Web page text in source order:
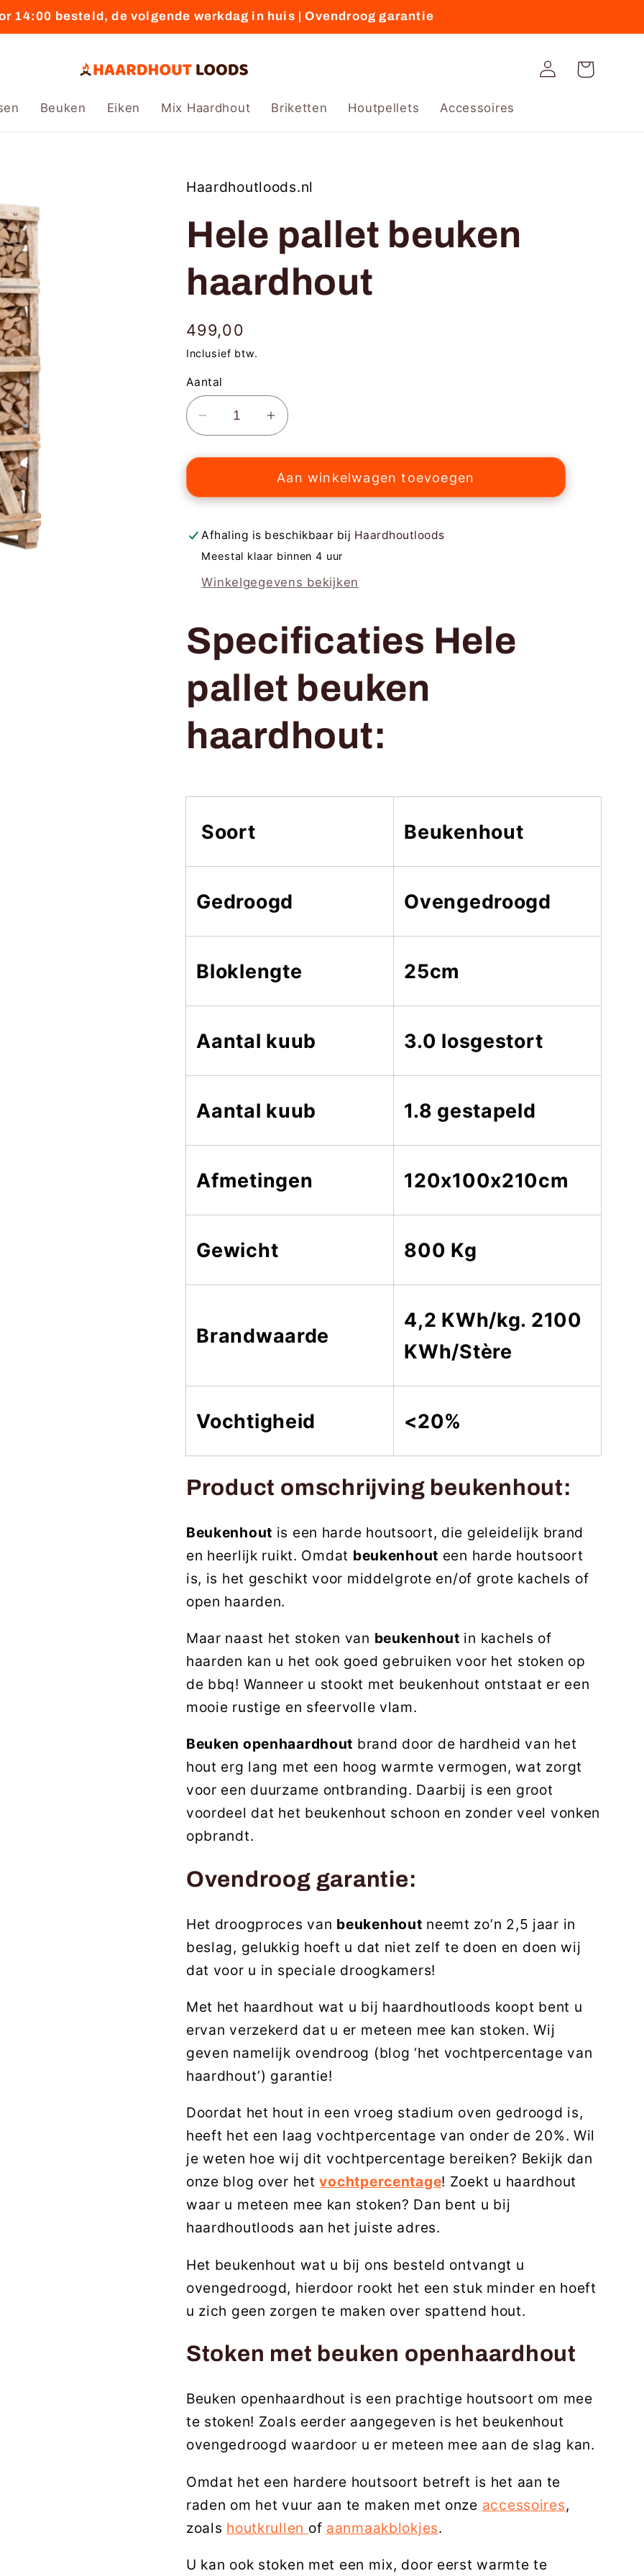
14:00 besteld, de volgende werkdag in huis | Ovendroog garantie
Beuken Eiken Mix Haardhout Briketten Houtpellets Accessoires
Inloggen
Winkelwagen
Haardhoutloods.nl
Hele pallet beuken
haardhout
Normale
prijs
499,00
Inclusief btw.
Aantal
Aantal
voor
pallet
haardhout
Aantal
voor
Hele
pallet
haardhout
Aan winkelwagen toevoegen
Afhaling is beschikbaar bij Haardhoutloods
Meestal klaar binnen 4 uur
Winkelgegevens bekijken
Specificaties Hele
pallet beuken
haardhout:
Soort Beukenhout
Gedroogd Ovengedroogd
Bloklengte 25cm
Aantal kuub 3.0 losgestort
Aantal kuub 1.8 gestapeld
Afmetingen 120x100x210cm
Gewicht 800 Kg
Brandwaarde
4,2 KWh/kg. 2100
KWh/Stère
Vochtigheid <20%
Product omschrijving beukenhout:
Beukenhout is een harde houtsoort, die geleidelijk brand
en heerlijk ruikt. Omdat beukenhout een harde houtsoort
is, is het geschikt voor middelgrote en/of grote kachels of
open haarden.
Maar naast het stoken van beukenhout in kachels of
haarden kan u het ook goed gebruiken voor het stoken op
de bbq! Wanneer u stookt met beukenhout ontstaat er een
mooie rustige en sfeervolle vlam.
Beuken openhaardhout brand door de hardheid van het
hout erg lang met een hoog warmte vermogen, wat zorgt
voor een duurzame ontbranding. Daarbij is een groot
voordeel dat het beukenhout schoon en zonder veel vonken
opbrandt.
Ovendroog garantie:
Het droogproces van beukenhout neemt zo’n 2,5 jaar in
beslag, gelukkig hoeft u dat niet zelf te doen en doen wij
dat voor u in speciale droogkamers!
Met het haardhout wat u bij haardhoutloods koopt bent u
ervan verzekerd dat u er meteen mee kan stoken. Wij
geven namelijk ovendroog (blog ‘het vochtpercentage van
haardhout’) garantie!
Doordat het hout in een vroeg stadium oven gedroogd is,
heeft het een laag vochtpercentage van onder de 20%. Wil
je weten hoe wij dit vochtpercentage bereiken? Bekijk dan
onze blog over hetvochtpercentage! Zoekt u haardhout
waar u meteen mee kan stoken? Dan bent u bij
haardhoutloods aan het juiste adres.
Het beukenhout wat u bij ons besteld ontvangt u
ovengedroogd, hierdoor rookt het een stuk minder en hoeft
u zich geen zorgen te maken over spattend hout.
Stoken met beuken openhaardhout
Beuken openhaardhout is een prachtige houtsoort om mee
te stoken! Zoals eerder aangegeven is het beukenhout
ovengedroogd waardoor u er meteen mee aan de slag kan.
Omdat het een hardere houtsoort betreft is het aan te
raden om het vuur aan te maken met onze accessoires,
zoals houtkrullen of aanmaakblokjes.
U kan ook stoken met een mix, door eerst warmte te